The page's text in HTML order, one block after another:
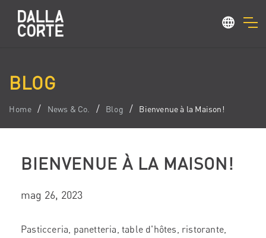
BLOG
Home News & Co. Blog Bienvenue à la Maison!
BIENVENUE À LA MAISON!
mag 26, 2023
Pasticceria, panetteria, table d'hôtes, ristorante,